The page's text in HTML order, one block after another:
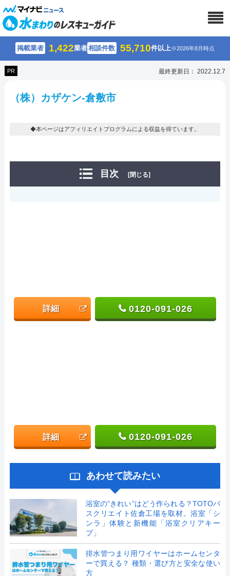
掲載業者 1,422業者相談件数 55,710件以上※2026年8月時点
PR 最終更新日： 2022.12.7
（株）カザケン-倉敷市
◆本ページはアフィリエイトプログラムによる収益を得ています。
目次 [閉じる]
詳細 0120-091-026
詳細 0120-091-026
あわせて読みたい
浴室の”きれい”はどう作られる？TOTOバ
スクリエイト佐倉工場を取材。浴室「シ
ンラ」体験と新機能「浴室クリアキー
プ」
排水管つまり用ワイヤーはホームセンタ
ーで買える？ 種類・選び方と安全な使い
方